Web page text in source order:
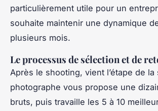
particulièrement utile pour un
souhaite maintenir une dynamique
plusieurs mois.
Le processus de sélection et de
Après le shooting, vient l’étape de la
photographe vous propose une
bruts, puis travaille les 5 à 10